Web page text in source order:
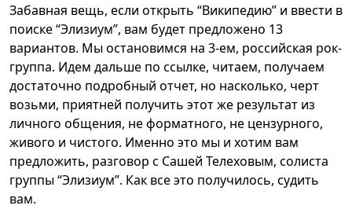
Забавная вещь, если открыть “Википедию” и ввести в
поиске “Элизиум”, вам будет предложено 13
вариантов. Мы остановимся на 3-ем, российская рок-
группа. Идем дальше по ссылке, читаем, получаем
достаточно подробный отчет, но насколько, черт
возьми, приятней получить этот же результат из
личного общения, не форматного, не цензурного,
живого и чистого. Именно это мы и хотим вам
предложить, разговор с Сашей Телеховым, солиста
группы “Элизиум”. Как все это получилось, судить
вам.